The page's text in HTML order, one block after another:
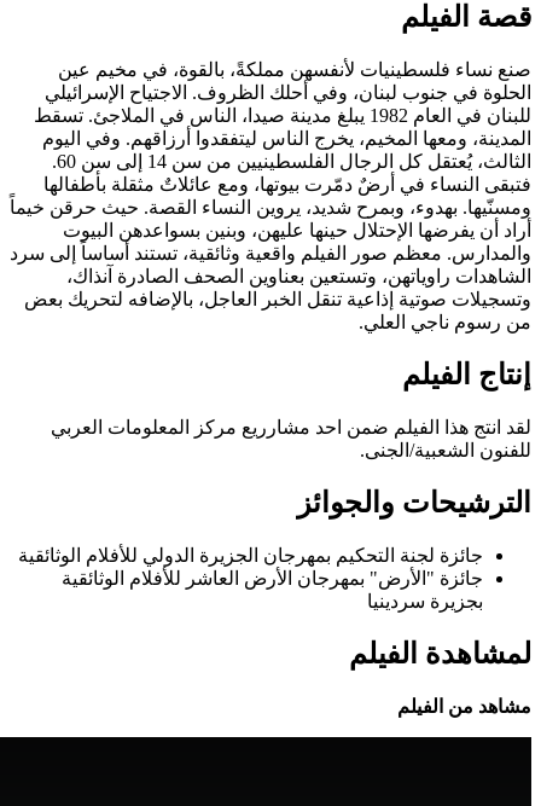
فلسطينيات لأنفسهن مملكةً، بالقوة، في مخيم عين
في جنوب لبنان، وفي أحلك الظروف. الاجتياح الإسرائيلي
للبنان في العام 1982 يبلغ مدينة صيدا، الناس في الملاجئ. تسقط
ومعها المخيم، يخرج الناس ليتفقدوا أرزاقهم. وفي اليوم
في أرضٌ دمّرت بيوتها، ومع عائلاتٌ مثقلة بأطفالها
بهدوء، وبمرح شديد، يروين النساء القصة. حيث حرقن خيماً
يفرضها الإحتلال حينها عليهن، وبنين بسواعدهن البيوت
معظم صور الفيلم واقعية وثائقية، تستند أساساً إلى سرد
راوياتهن، وتستعين بعناوين الصحف الصادرة آنذاك،
صوتية إذاعية تنقل الخبر العاجل، بالإضافه لتحريك بعض
ناجي العلي.
الفيلم
هذا الفيلم ضمن احد مشارريع مركز المعلومات العربي
الشعبية/الجنى.
والجوائز
جائزة لجنة التحكيم بمهرجان الجزيرة الدولي للأفلام الوثائقية
جائزة "الأرض" بمهرجان الأرض العاشر للأفلام الوثائقية
بجزيرة سردينيا
الفيلم
من الفيلم